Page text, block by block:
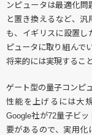
ンピュータは最適化問
と置き換えるなど、
も、イギリスに設置し
ピュータに取り組んで
将来的には実現するこ
ゲート型の量子コンピ
性能を上げるには大
Google社が72量子ビ
要があるので、実用化